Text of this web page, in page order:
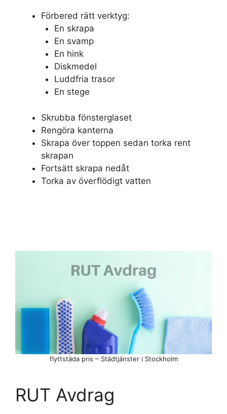
Förbered rätt verktyg:
En skrapa
En svamp
En hink
Diskmedel
Luddfria trasor
En stege
Skrubba fönsterglaset
Rengöra kanterna
Skrapa över toppen sedan torka rent
skrapan
Fortsätt skrapa nedåt
Torka av överflödigt vatten
RUT Avdrag
flyttstäda pris – Städtjänster i Stockholm